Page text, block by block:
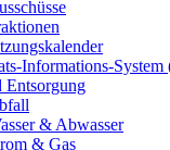
Informations-System
Entsorgung
& Abwasser
& Gas